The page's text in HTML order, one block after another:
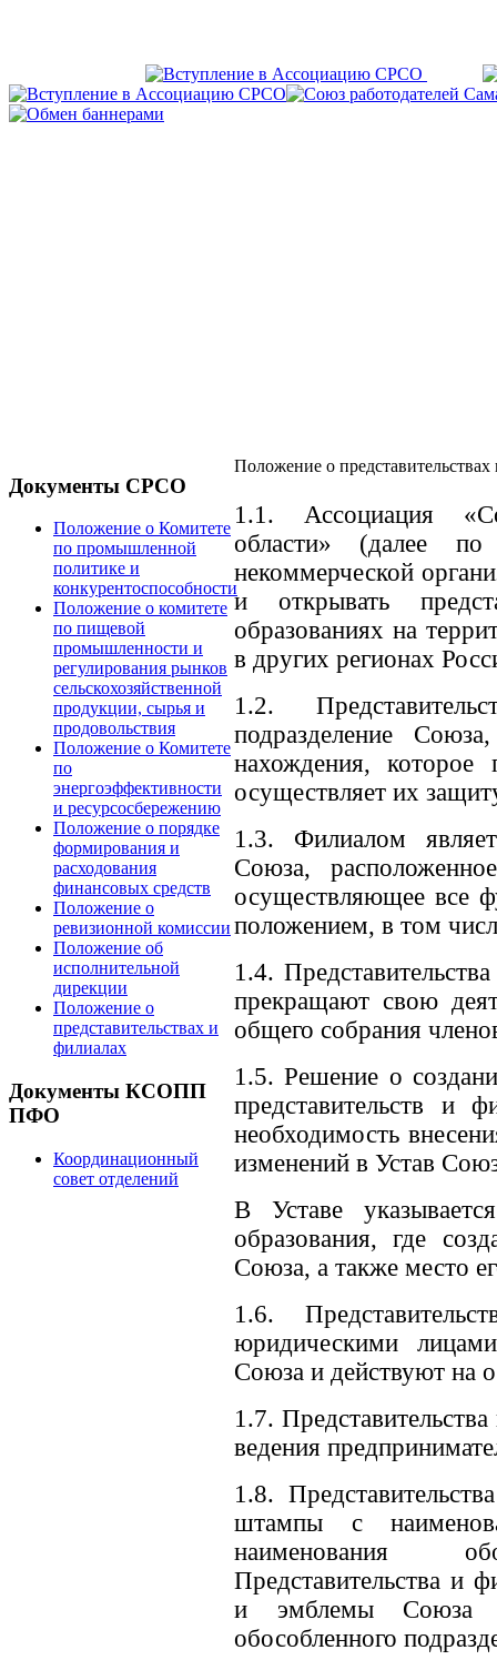
Документы СРСО
Положение о Комитете
по промышленной
политике и
конкурентоспособности
Положение о комитете
по пищевой
промышленности и
регулирования рынков
сельскохозяйственной
продукции, сырья и
продовольствия
Положение о Комитете
по
энергоэффективности
и ресурсосбережению
Положение о порядке
формирования и
расходования
финансовых средств
Положение о
ревизионной комиссии
Положение об
исполнительной
дирекции
Положение о
представительствах и
филиалах
Документы КСОПП
ПФО
Координационный
совет отделений
Положение о
1.1. Ассоциация
области» (далее
некоммерческой
и открывать
образованиях на
в других регионах
1.2.
подразделение
нахождения, которое
осуществляет их
1.3. Филиалом
Союза,
осуществляющее все
положением, в том
1.4.
прекращают свою
общего собрания
1.5. Решение о
представительств и
необходимость
изменений в Устав
В Уставе
образования, где
Союза, а также место
1.6.
юридическими
Союза и действуют на
1.7.
ведения
1.8.
штампы с
наименования
Представительства и
и эмблемы Союза с
обособленного